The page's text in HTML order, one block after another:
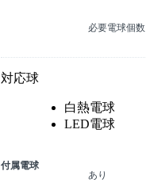
必要電球個数
対応球
白熱電球
LED電球
付属電球
あり